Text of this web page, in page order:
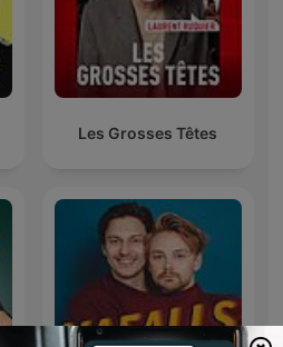
Les Grosses Têtes